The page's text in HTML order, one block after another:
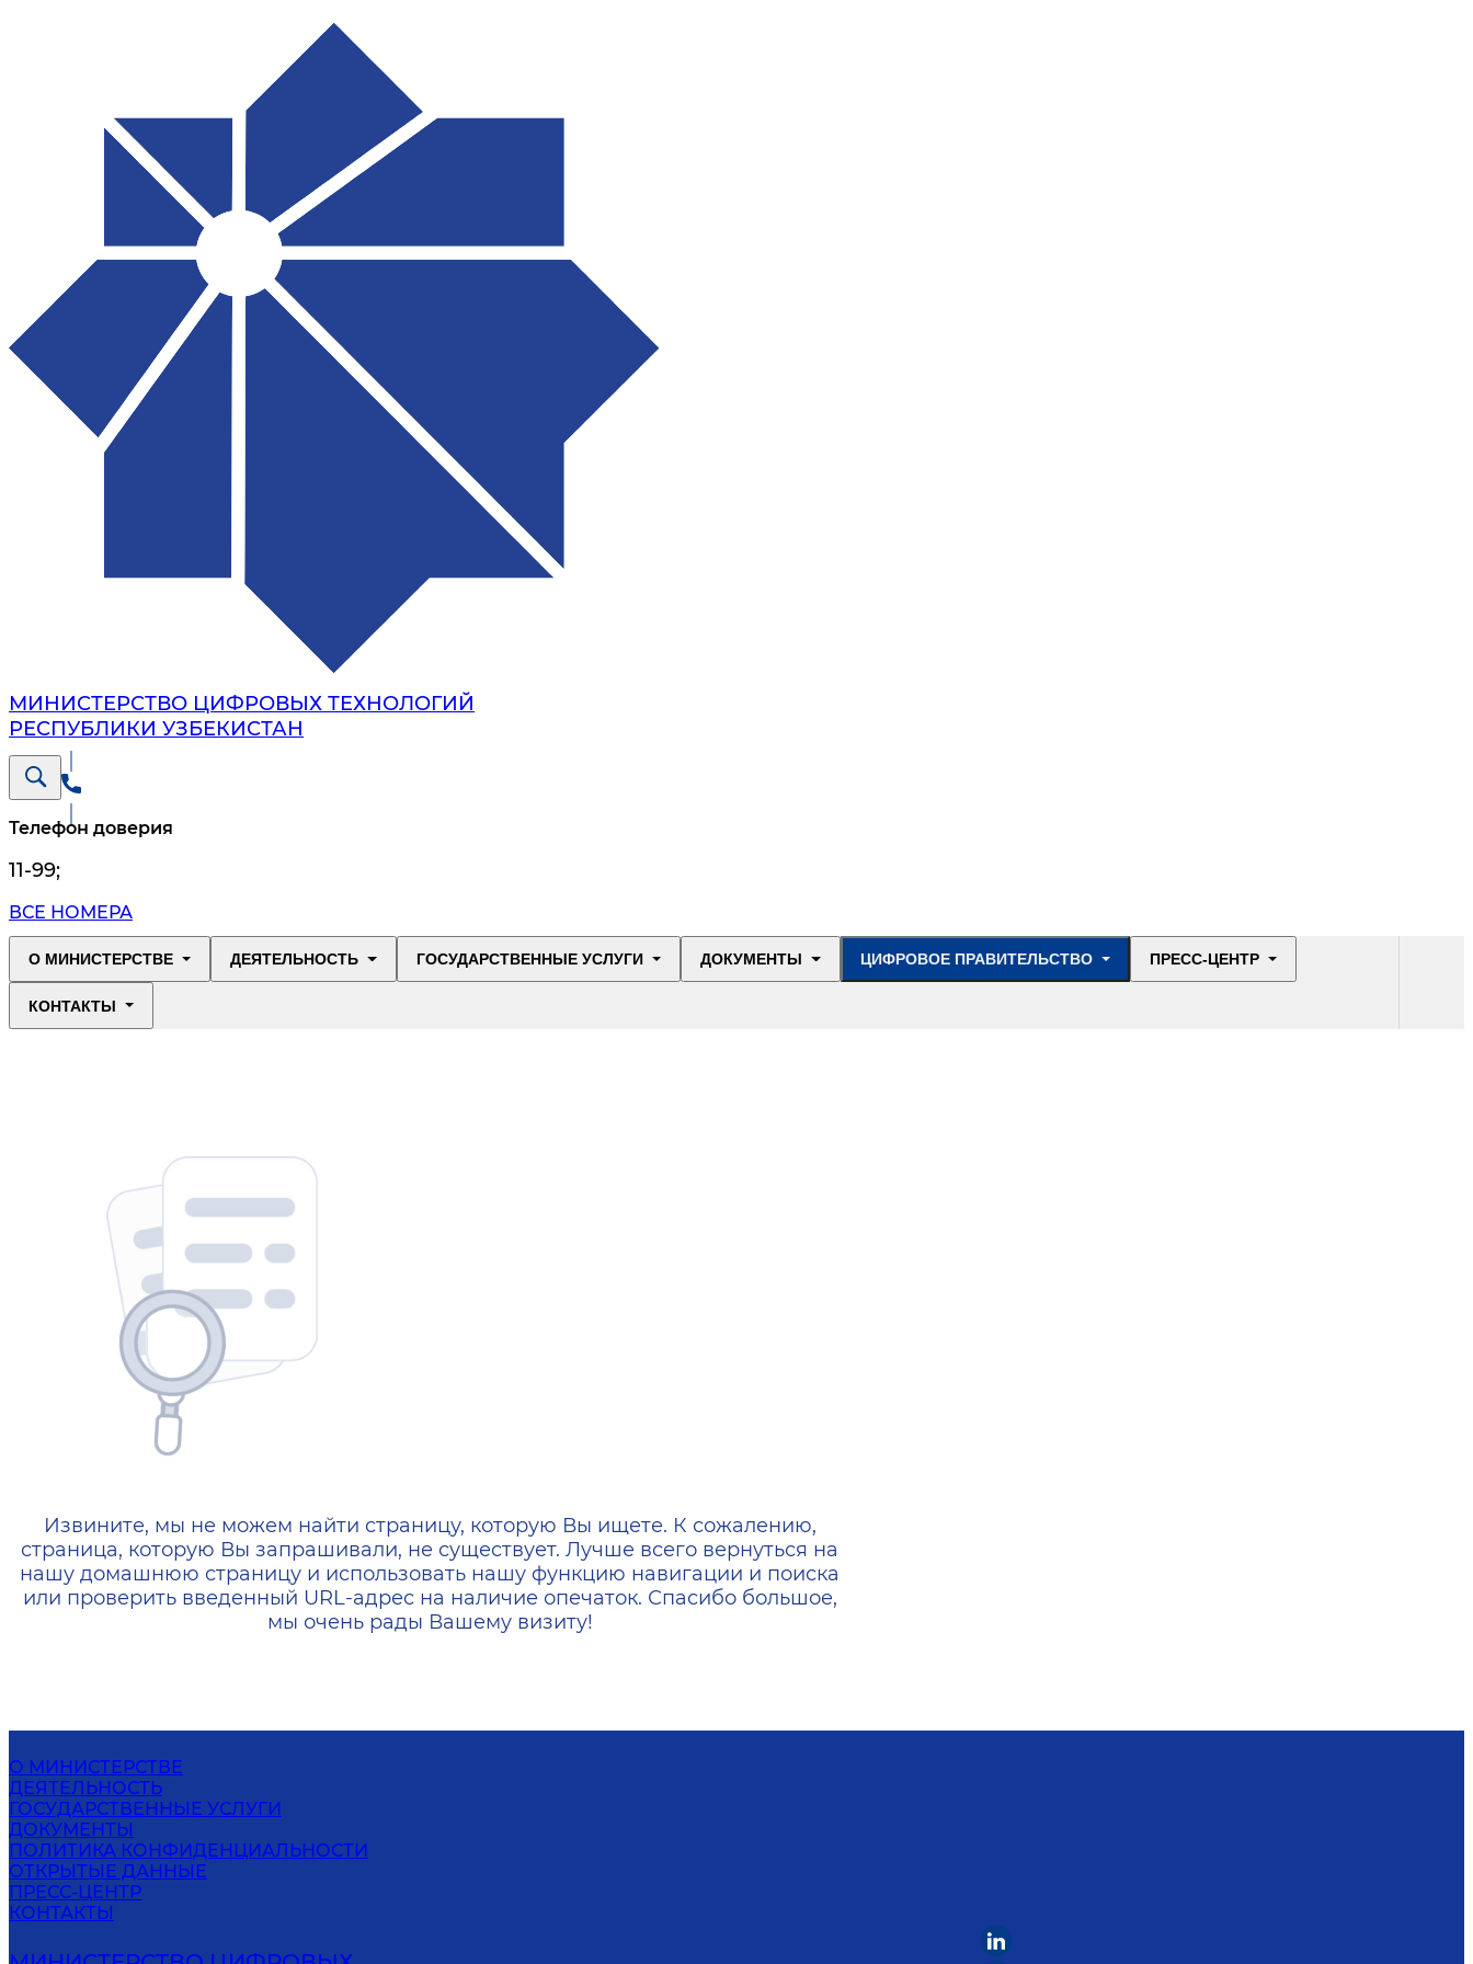
МИНИСТЕРСТВО ЦИФРОВЫХ ТЕХНОЛОГИЙ
РЕСПУБЛИКИ УЗБЕКИСТАН
Телефон доверия
11-99;
ВСЕ НОМЕРА
О МИНИСТЕРСТВЕ ДЕЯТЕЛЬНОСТЬ ГОСУДАРСТВЕННЫЕ УСЛУГИ ДОКУМЕНТЫ ЦИФРОВОЕ ПРАВИТЕЛЬСТВО ПРЕСС-ЦЕНТР
КОНТАКТЫ
404 — Страница не найдена
Извините, мы не можем найти страницу, которую Вы ищете. К сожалению,
страница, которую Вы запрашивали, не существует. Лучше всего вернуться на
нашу домашнюю страницу и использовать нашу функцию навигации и поиска
или проверить введенный URL-адрес на наличие опечаток. Спасибо большое,
мы очень рады Вашему визиту!
О МИНИСТЕРСТВЕ
ДЕЯТЕЛЬНОСТЬ
ГОСУДАРСТВЕННЫЕ УСЛУГИ
ДОКУМЕНТЫ
ПОЛИТИКА КОНФИДЕНЦИАЛЬНОСТИ
ОТКРЫТЫЕ ДАННЫЕ
ПРЕСС-ЦЕНТР
КОНТАКТЫ